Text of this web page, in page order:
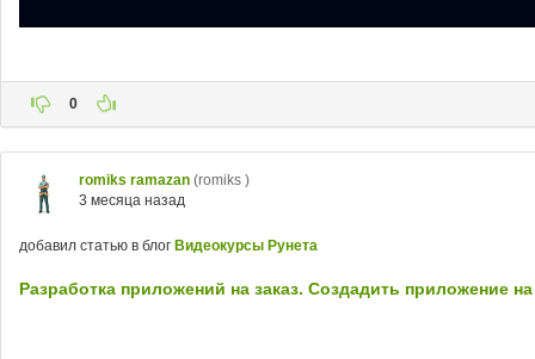
0
romiks ramazan (romiks )
3 месяца назад
добавил статью в блог Видеокурсы Рунета
Разработка приложений на заказ. Создадить приложение на